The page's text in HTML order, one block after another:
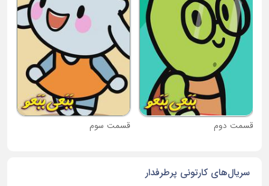
قسمت دوم قسمت سوم
سریال‌های کارتونی پرطرفدار